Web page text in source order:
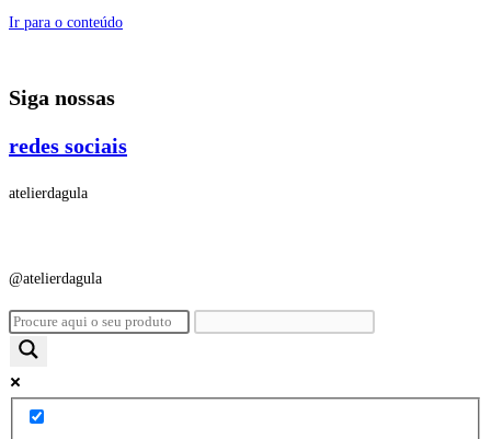
Ir para o conteúdo
Siga nossas
redes sociais
atelierdagula
@atelierdagula